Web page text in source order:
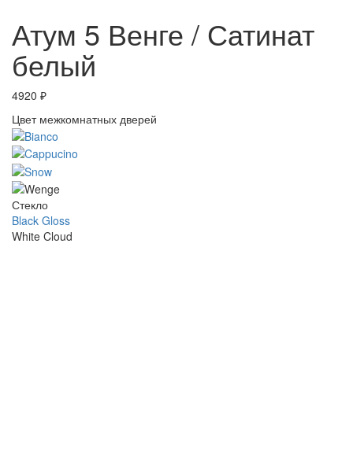
Атум 5 Венге / Сатинат
белый
4920 ₽
Цвет межкомнатных дверей
Стекло
Black Gloss
White Cloud